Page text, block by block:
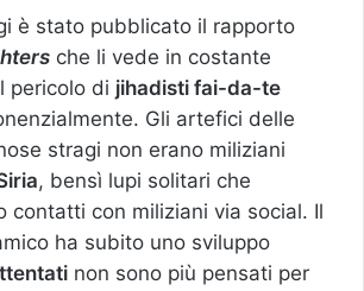
è stato pubblicato il rapporto
che li vede in costante
pericolo di jihadisti fai-da-te
Gli artefici delle
stragi non erano miliziani
, bensì lupi solitari che
contatti con miliziani via social. Il
ha subito uno sviluppo
non sono più pensati per